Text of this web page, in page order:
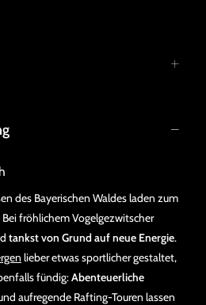
des Bayerischen Waldes laden zum
fröhlichem Vogelgezwitscher
tankst von Grund auf neue Energie.
lieber etwas sportlicher gestaltet,
fündig:Abenteuerliche
aufregende Rafting-Touren lassen